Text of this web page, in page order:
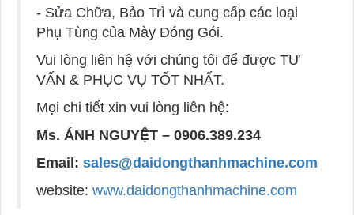
- Sửa Chữa, Bảo Trì và cung cấp các loại
Phụ Tùng của Mày Đóng Gói.
Vui lòng liên hệ với chúng tôi để được TƯ
VẤN & PHỤC VỤ TỐT NHẤT.
Mọi chi tiết xin vui lòng liên hệ:
Ms. ÁNH NGUYỆT – 0906.389.234
Email: sales@daidongthanhmachine.com
website: www.daidongthanhmachine.com